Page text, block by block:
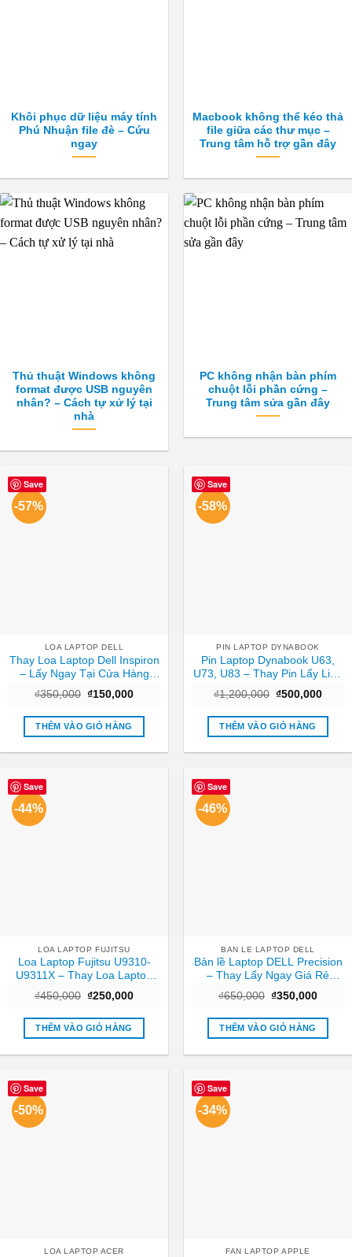
Khôi phục dữ liệu máy tính
Phú Nhuận file đè – Cứu
ngay
Macbook không thể kéo thả
file giữa các thư mục –
Trung tâm hỗ trợ gần đây
Thủ thuật Windows không
format được USB nguyên
nhân? – Cách tự xử lý tại
nhà
PC không nhận bàn phím
chuột lỗi phần cứng –
Trung tâm sửa gần đây
Save
-57%
LOA LAPTOP DELL
Thay Loa Laptop Dell Inspiron
– Lấy Ngay Tại Cửa Hàng
₫350,000 Giá
là:
₫350,000.
₫150,000Giá
tại
₫150,000.
THÊM VÀO GIỎ HÀNG
Save
-58%
PIN LAPTOP DYNABOOK
Pin Laptop Dynabook U63,
U73, U83 – Thay Pin Lấy Liền
₫1,200,000 Giá
là:
₫1,200,000.
₫500,000Giá
tại
THÊM VÀO GIỎ HÀNG
Save
-44%
LOA LAPTOP FUJITSU
Loa Laptop Fujitsu U9310-
U9311X – Thay Loa Laptop
TPHCM | Lấy Ngay Giá Rẻ
₫450,000 Giá
là:
₫450,000.
₫250,000Giá
tại
₫250,000.
THÊM VÀO GIỎ HÀNG
Save
-46%
BAN LE LAPTOP DELL
Bản lề Laptop DELL Precision
– Thay Lấy Ngay Giá Rẻ
TPHCM
₫650,000 Giá
là:
₫650,000.
₫350,000Giá
tại
THÊM VÀO GIỎ HÀNG
Save
-50%
LOA LAPTOP ACER
Save
-34%
FAN LAPTOP APPLE